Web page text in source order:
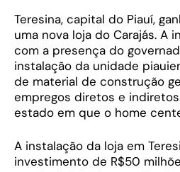
Teresina, capital do Piauí,
uma nova loja do Carajás. A
com a presença do
instalação da unidade
de material de construção
empregos diretos e
estado em que o home
A instalação da loja em
investimento de R$50